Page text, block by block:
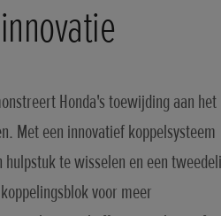
Honda's toewijding aan het
Met een innovatief koppelsysteem
te wisselen en een
voor meer